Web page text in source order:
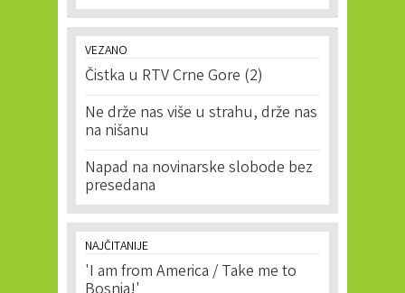
VEZANO
Čistka u RTV Crne Gore (2)
Ne drže nas više u strahu, drže nas
na nišanu
Napad na novinarske slobode bez
presedana
NAJČITANIJE
'I am from America / Take me to